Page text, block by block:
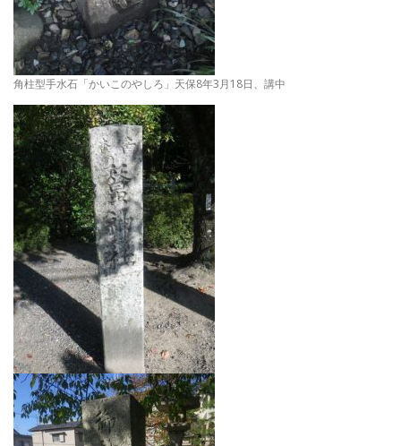
角柱型手水石「かいこのやしろ」天保8年3月18日、講中